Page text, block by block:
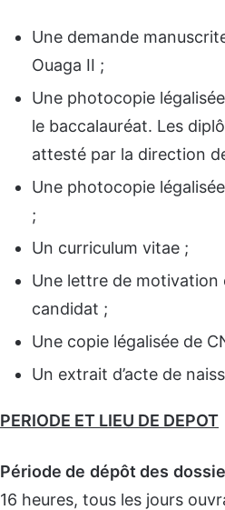
Une demande
Ouaga II ;
Une photocopie
le baccalauréat. Les
attesté par la direction
Une photocopie
;
Un curriculum vitae ;
Une lettre de motivation
candidat ;
Une copie légalisée de
Un extrait d’acte de
PERIODE ET LIEU DE DEPOT
Période de dépôt des
16 heures, tous les jours